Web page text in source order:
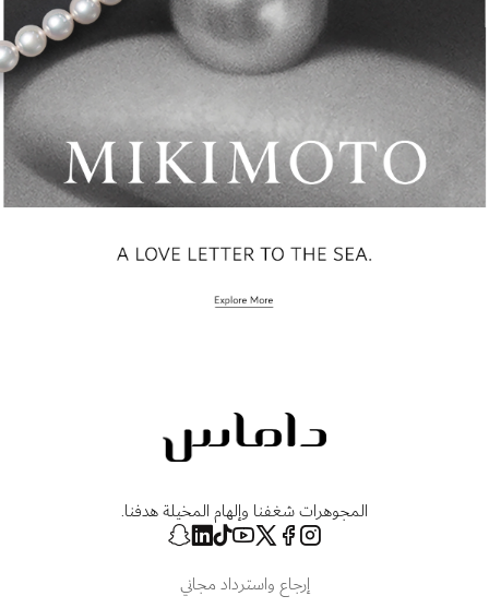
المجوهرات شغفنا وإلهام المخيلة هدفنا.
إرجاع واسترداد مجاني